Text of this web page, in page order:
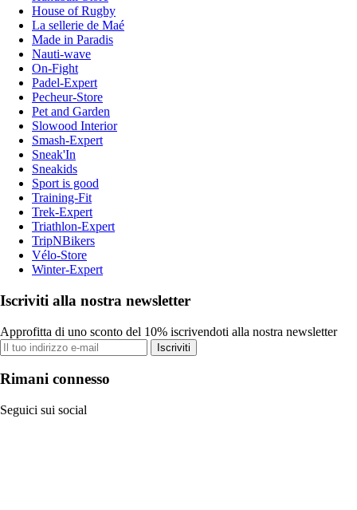
House of Rugby
La sellerie de Maé
Made in Paradis
Nauti-wave
On-Fight
Padel-Expert
Pecheur-Store
Pet and Garden
Slowood Interior
Smash-Expert
Sneak'In
Sneakids
Sport is good
Training-Fit
Trek-Expert
Triathlon-Expert
TripNBikers
Vélo-Store
Winter-Expert
Iscriviti alla nostra newsletter
Approfitta di uno sconto del 10% iscrivendoti alla nostra newsletter
Iscriviti
Rimani connesso
Seguici sui social